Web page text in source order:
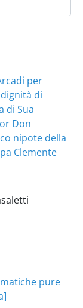
per
di
di Sua
Don
nipote della
Clemente
pure